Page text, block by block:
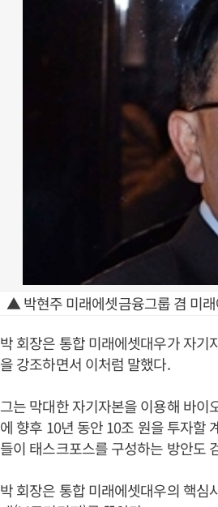
▲ 박현주 미래에셋금융그룹 겸 미
박 회장은 통합 미래에셋대우가 자기
을 강조하면서 이처럼 말했다.
그는 막대한 자기자본을 이용해 바이
에 향후 10년 동안 10조 원을 투자할
들이 태스크포스를 구성하는 방안도
박 회장은 통합 미래에셋대우의 핵심